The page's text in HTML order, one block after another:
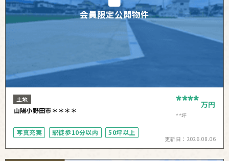
会員限定公開物件
土地
山陽小野田市＊＊＊＊ **** 万円
**坪
写真充実 駅徒歩10分以内 50坪以上
更新日： 2026.08.06